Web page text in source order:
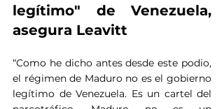
legítimo" de Venezuela,
asegura Leavitt
“Como he dicho antes desde este podio,
el régimen de Maduro no es el gobierno
legítimo de Venezuela. Es un cartel del